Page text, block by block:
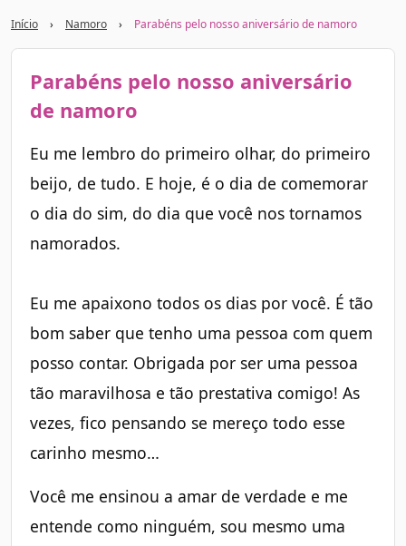
Início › Namoro › Parabéns pelo nosso aniversário de namoro
Parabéns pelo nosso aniversário
de namoro
Eu me lembro do primeiro olhar, do primeiro
beijo, de tudo. E hoje, é o dia de comemorar
o dia do sim, do dia que você nos tornamos
namorados.
Eu me apaixono todos os dias por você. É tão
bom saber que tenho uma pessoa com quem
posso contar. Obrigada por ser uma pessoa
tão maravilhosa e tão prestativa comigo! As
vezes, fico pensando se mereço todo esse
carinho mesmo…
Você me ensinou a amar de verdade e me
entende como ninguém, sou mesmo uma